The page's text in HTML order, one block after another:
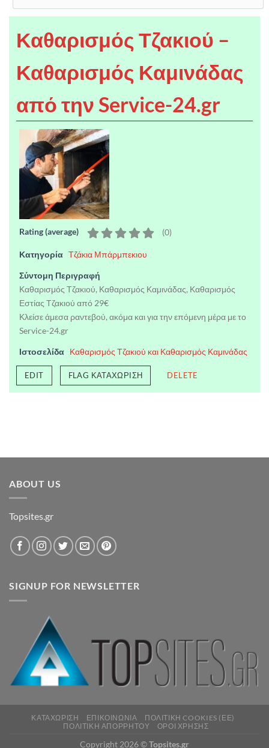
Καθαρισμός Τζακιού –
Καθαρισμός Καμινάδας
από την Service-24.gr
Rating (average) (0)
Κατηγορία Τζάκια Μπάρμπεκιου
Σύντομη Περιγραφή
Καθαρισμός Τζακιού, Καθαρισμός Καμινάδας, Καθαρισμός
Εστίας Τζακιού από 29€
Κλείσε άμεσα ραντεβού, ακόμα και για την επόμενη μέρα με το
Service-24.gr
Ιστοσελίδα Καθαρισμός Τζακιού και Καθαρισμός Καμινάδας
EDIT FLAG ΚΑΤΑΧΏΡΙΣΗ DELETE
ABOUT US
Topsites.gr
SIGNUP FOR NEWSLETTER
ΚΑΤΑΧΏΡΙΣΗ ΕΠΙΚΟΙΝΩΝΊΑ
ΠΟΛΙΤΙΚΉ COOKIES (ΕΕ)
ΠΟΛΙΤΙΚΉ ΑΠΟΡΡΉΤΟΥ
ΌΡΟΙ ΧΡΉΣΗΣ
Copyright 2026 ©Topsites.gr